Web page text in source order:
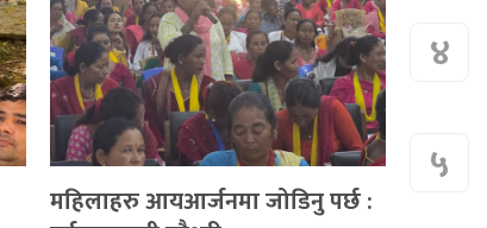
महिलाहरु आयआर्जनमा जोडिनु पर्छ :
४
५